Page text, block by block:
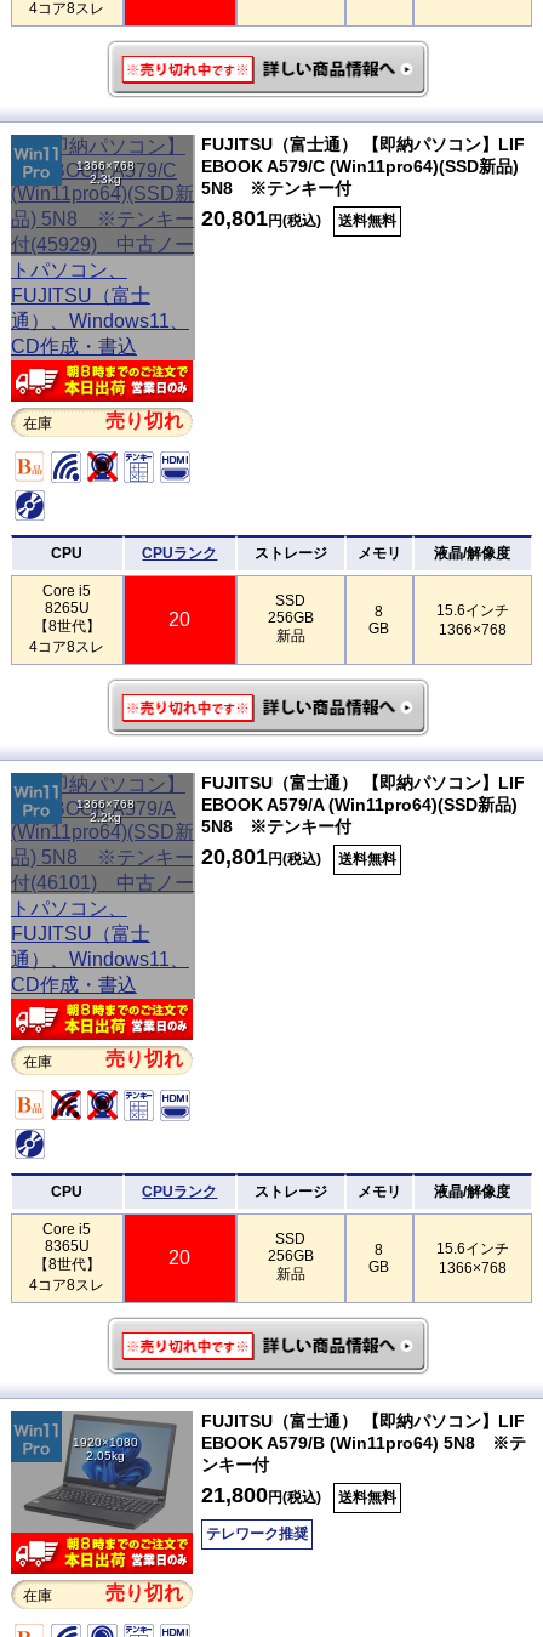
4コア8スレ
1366×768
2.3kg
在庫 売り切れ
FUJITSU（富士通） 【即納パソコン】LIF
EBOOK A579/C (Win11pro64)(SSD新品)
5N8 ※テンキー付
20,801円(税込) 送料無料
CPU CPUランク ストレージ メモリ 液晶/解像度
Core i5
8265U
【8世代】
4コア8スレ
20
SSD
256GB
新品
8
GB
15.6インチ
1366×768
1366×768
2.2kg
在庫 売り切れ
FUJITSU（富士通） 【即納パソコン】LIF
EBOOK A579/A (Win11pro64)(SSD新品)
5N8 ※テンキー付
20,801円(税込) 送料無料
CPU CPUランク ストレージ メモリ 液晶/解像度
Core i5
8365U
【8世代】
4コア8スレ
20
SSD
256GB
新品
8
GB
15.6インチ
1366×768
1920×1080
2.05kg
在庫 売り切れ
FUJITSU（富士通） 【即納パソコン】LIF
EBOOK A579/B (Win11pro64) 5N8 ※テ
ンキー付
21,800円(税込) 送料無料
テレワーク推奨